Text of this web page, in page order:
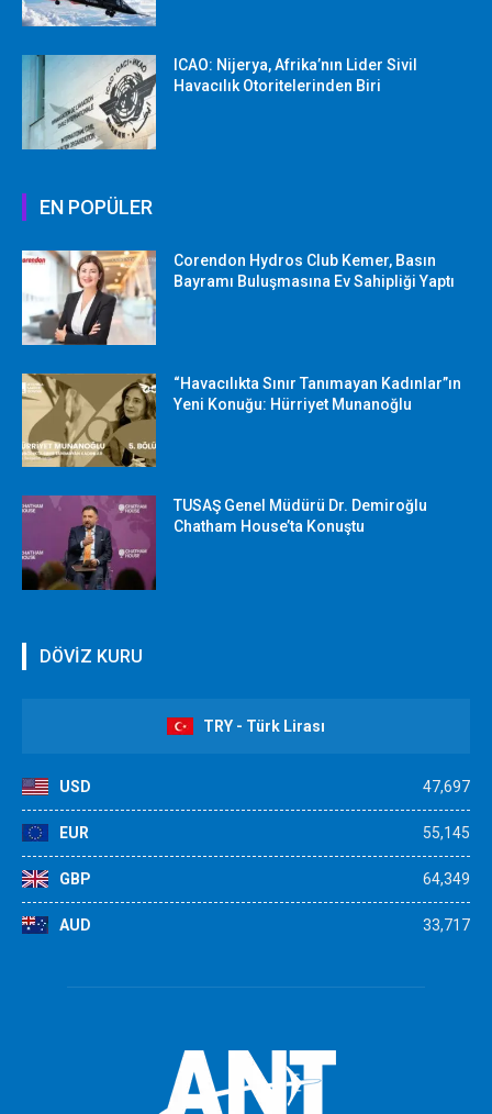
ICAO: Nijerya, Afrika’nın Lider Sivil
Havacılık Otoritelerinden Biri
EN POPÜLER
Corendon Hydros Club Kemer, Basın
Bayramı Buluşmasına Ev Sahipliği Yaptı
“Havacılıkta Sınır Tanımayan Kadınlar”ın
Yeni Konuğu: Hürriyet Munanoğlu
TUSAŞ Genel Müdürü Dr. Demiroğlu
Chatham House’ta Konuştu
DÖVİZ KURU
TRY - Türk Lirası
USD 47,697
EUR 55,145
GBP 64,349
AUD 33,717